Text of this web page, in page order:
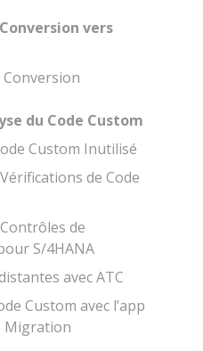
vers
Conversion
du Code Custom
Custom Inutilisé
de Code
de
S/4HANA
avec ATC
Custom avec l’app
Migration